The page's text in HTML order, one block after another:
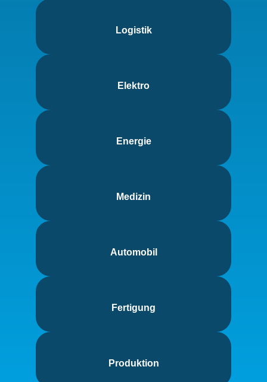
Logistik
Elektro
Energie
Medizin
Automobil
Fertigung
Produktion